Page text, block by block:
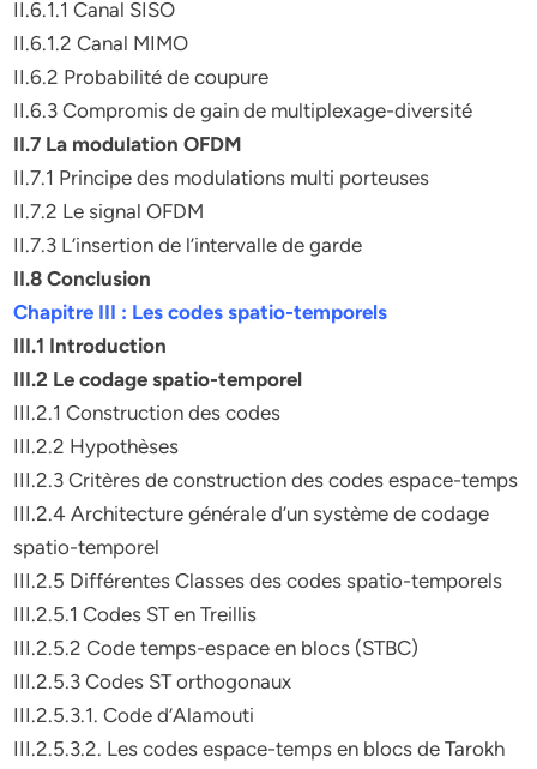
II.6.1.1 Canal SISO
II.6.1.2 Canal MIMO
II.6.2 Probabilité de coupure
II.6.3 Compromis de gain de multiplexage-diversité
II.7 La modulation OFDM
II.7.1 Principe des modulations multi porteuses
II.7.2 Le signal OFDM
II.7.3 L’insertion de l’intervalle de garde
II.8 Conclusion
Chapitre III : Les codes spatio-temporels
III.1 Introduction
III.2 Le codage spatio-temporel
III.2.1 Construction des codes
III.2.2 Hypothèses
III.2.3 Critères de construction des codes espace-temps
III.2.4 Architecture générale d’un système de codage
spatio-temporel
III.2.5 Différentes Classes des codes spatio-temporels
III.2.5.1 Codes ST en Treillis
III.2.5.2 Code temps-espace en blocs (STBC)
III.2.5.3 Codes ST orthogonaux
III.2.5.3.1. Code d’Alamouti
III.2.5.3.2. Les codes espace-temps en blocs de Tarokh